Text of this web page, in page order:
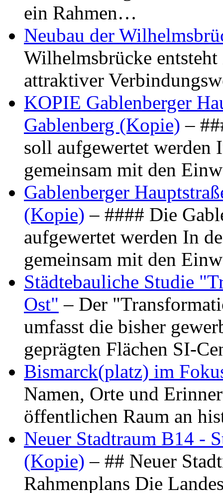
ein Rahmen…
Neubau der
Wilhelmsbrücke
attraktiver
KOPIE Gablenberger
Gablenberg (Kopie) –
soll aufgewertet werden
gemeinsam mit den
Gablenberger
(Kopie) – #### Die
aufgewertet werden In
gemeinsam mit den
Städtebauliche Studie
Ost" – Der
umfasst die bisher
geprägten Flächen SI-
Bismarck(platz) im
Namen, Orte und
öffentlichen Raum an
Neuer Stadtraum B14 -
(Kopie) – ## Neuer
Rahmenplans Die